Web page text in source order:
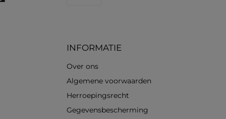
INFORMATIE
Over ons
Algemene voorwaarden
Herroepingsrecht
Gegevensbescherming